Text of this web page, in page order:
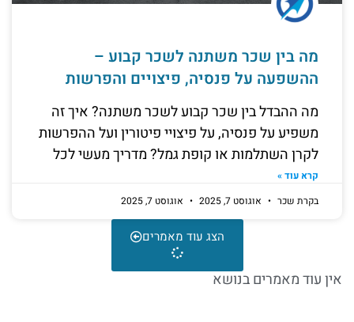
מה בין שכר משתנה לשכר קבוע –
ההשפעה על פנסיה, פיצויים והפרשות
מה ההבדל בין שכר קבוע לשכר משתנה? איך זה
משפיע על פנסיה, על פיצויי פיטורין ועל ההפרשות
לקרן השתלמות או קופת גמל? מדריך מעשי לכל
קרא עוד »
בקרת שכר
אוגוסט 7, 2025 אוגוסט 7, 2025
הצג עוד מאמרים
אין עוד מאמרים בנושא